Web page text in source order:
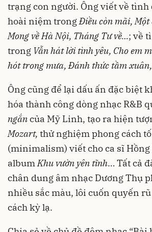
trạng con người. Ông viết về tình
hoài niệm trongĐiều còn mãi, Một
Mong về Hà Nội, Tháng Tư về…; về
trong Vẫn hát lời tình yêu, Cho em
hót trong mưa, Đánh thức tầm
Ông cũng để lại dấu ấn đặc biệt
hóa thành công dòng nhạc R&B
ngắncủa Mỹ Linh, tạo ra hiện
Mozart, thử nghiệm phong cách
(minimalism) viết cho ca sĩ
albumKhu vườn yên tĩnh… Tất cả
chân dung âm nhạc Dương Thụ
nhiều sắc màu, lôi cuốn quyến
cách kỳ lạ.